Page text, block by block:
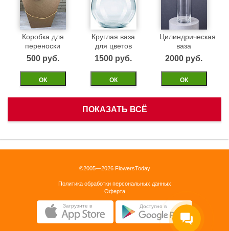
Коробка для
переноски
500 pуб.
ОК
Круглая ваза
для цветов
1500 pуб.
ОК
Цилиндрическая
ваза
2000 pуб.
ОК
коробка 40см
ОК ОК
ПОКАЗАТЬ ВСЁ
©2005—2026 FlowersToday
Политика обработки персональных данных
Оферта
Загрузите в Доступно в